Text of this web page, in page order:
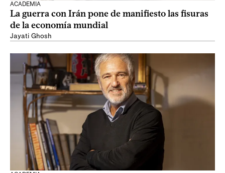
ACADEMIA
La guerra con Irán pone de manifiesto las fisuras
de la economía mundial
Jayati Ghosh